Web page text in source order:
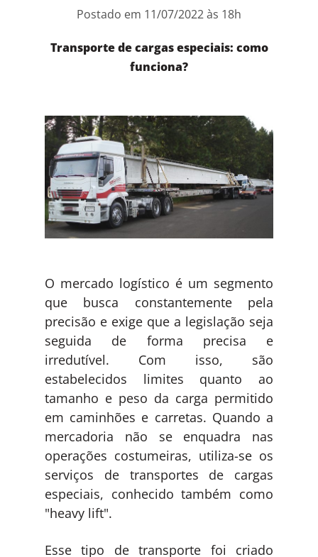
Postado em 11/07/2022 às 18h
Transporte de cargas especiais: como
funciona?
O mercado logístico é um segmento
que busca constantemente pela
precisão e exige que a legislação seja
seguida de forma precisa e
irredutível. Com isso, são
estabelecidos limites quanto ao
tamanho e peso da carga permitido
em caminhões e carretas. Quando a
mercadoria não se enquadra nas
operações costumeiras, utiliza-se os
serviços de transportes de cargas
especiais, conhecido também como
"heavy lift".
Esse tipo de transporte foi criado